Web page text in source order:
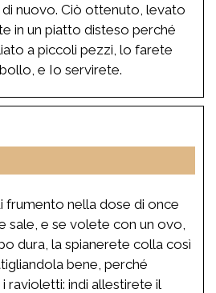
di nuovo. Ciò ottenuto, levato
in un piatto disteso perché
a piccoli pezzi, lo farete
e Io servirete.
frumento nella dose di once
sale, e se volete con un ovo,
dura, la spianerete colla così
bene, perché
ravioletti: indi allestirete il